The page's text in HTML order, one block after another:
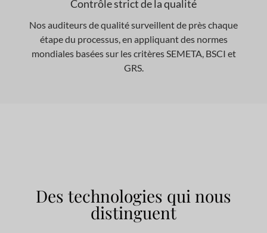
Contrôle strict de la qualité
Nos auditeurs de qualité surveillent de près chaque
étape du processus, en appliquant des normes
mondiales basées sur les critères SEMETA, BSCI et
GRS.
Des technologies qui nous
distinguent